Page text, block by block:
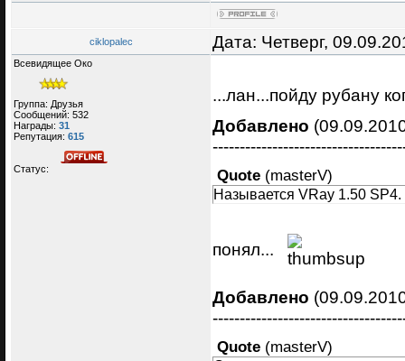
ciklopalec Дата: Четверг,
Всевидящее Око
Группа: Друзья
Сообщений: 532
Награды: 31
Репутация: 615
Статус:
...лан...пойду рубану
Добавлено
Quote (masterV)
Называется VRay 1.50 SP4.
понял...
Добавлено
Quote (masterV)